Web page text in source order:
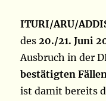
ITURI/ARU/
des20./21. Juni
Ausbruch in der
bestätigten
ist damit bereits